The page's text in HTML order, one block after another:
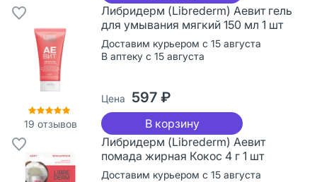
19 отзывов
Либридерм (Librederm) Аевит гель
для умывания мягкий 150 мл 1 шт
Доставим курьером с 15 августа
В аптеку с 15 августа
Цена 597 ₽
В корзину
Либридерм (Librederm) Аевит
помада жирная Кокос 4 г 1 шт
Доставим курьером с 15 августа